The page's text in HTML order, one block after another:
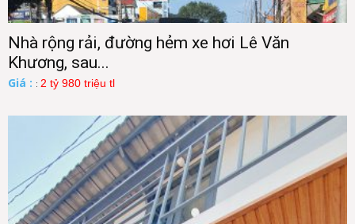
Nhà rộng rải, đường hẻm xe hơi Lê Văn
Khương, sau...
Giá : : 2 tỷ 980 triệu tl